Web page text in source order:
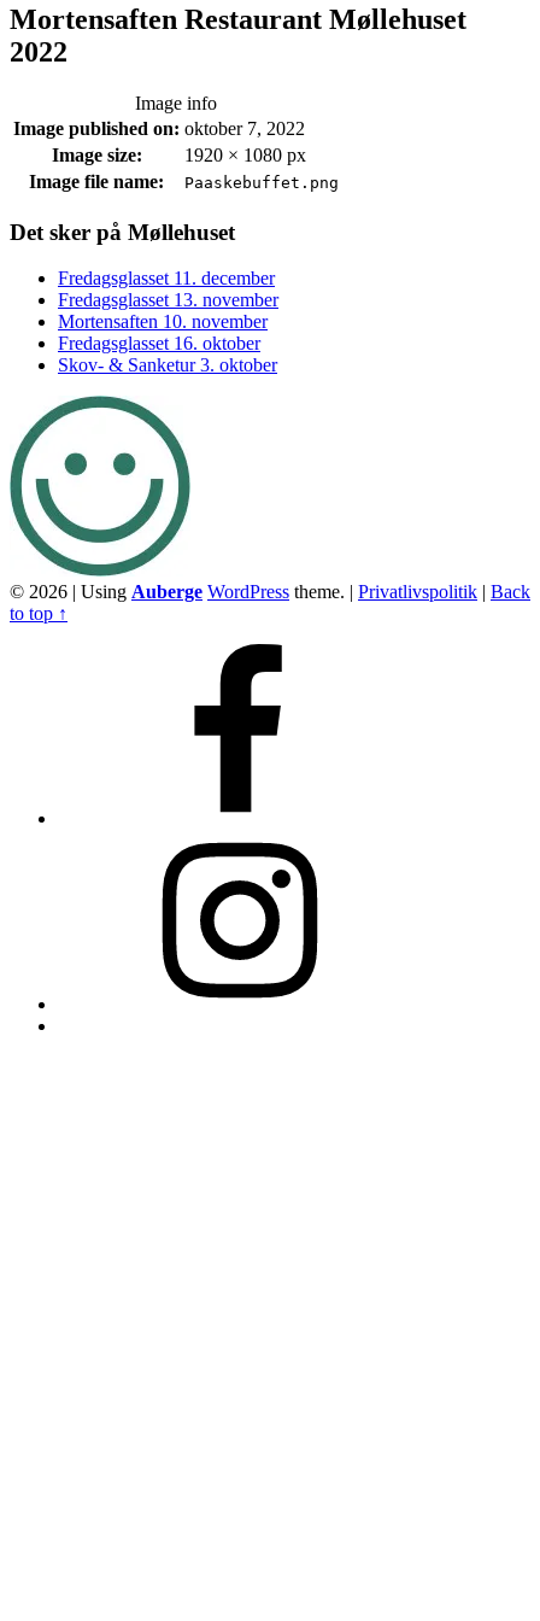
Mortensaften Restaurant Møllehuset
2022
Image info
Image published on: oktober 7, 2022
Image size:
1920 × 1080 px
Image file name:
Paaskebuffet.png
Footer
sidebar
Det sker på Møllehuset
Fredagsglasset 11. december
Fredagsglasset 13. november
Mortensaften 10. november
Fredagsglasset 16. oktober
Skov- & Sanketur 3. oktober
© 2026 | Using Auberge WordPress theme. | Privatlivspolitik | Back
to top ↑